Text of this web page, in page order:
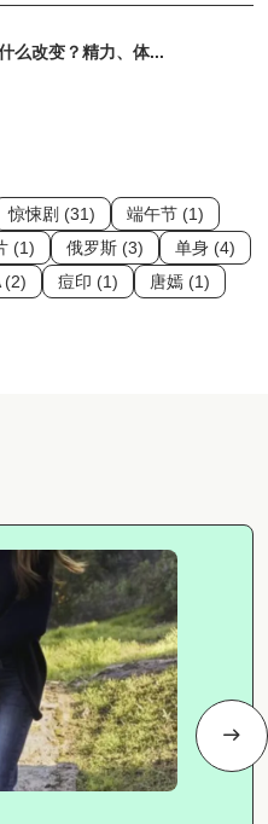
么改变？精力、体...
惊悚剧 (31)
端午节 (1)
(1) 俄罗斯 (3)
单身 (4)
(2) 痘印 (1)
唐嫣 (1)